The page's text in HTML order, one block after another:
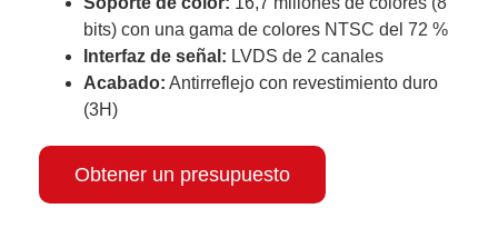
bits) con una gama de colores NTSC del 72 %
Interfaz de señal: LVDS de 2 canales
Acabado: Antirreflejo con revestimiento duro
(3H)
Obtener un presupuesto